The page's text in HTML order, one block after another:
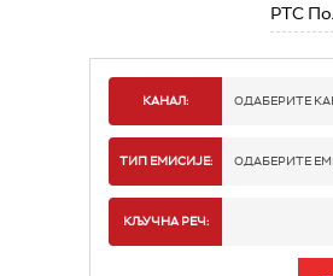
РТС
КАНАЛ: ОДАБЕРИТЕ
РТС 1
РТС 3
ТИП ЕМИСИЈЕ: ОДАБЕРИТЕ
КЉУЧНА РЕЧ: